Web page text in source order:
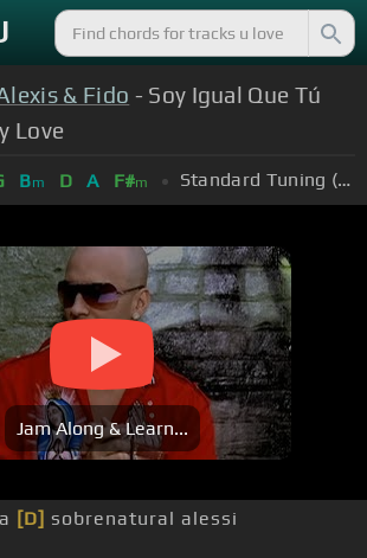
& Fido - Soy Igual Que Tú
Love
Bm D A F#m Standard Tuning (EADGBE)
Jam Along & Learn...
[D] sobrenatural alessi